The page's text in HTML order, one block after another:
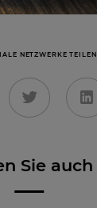
NETZWERKE TEILEN
Sie auch